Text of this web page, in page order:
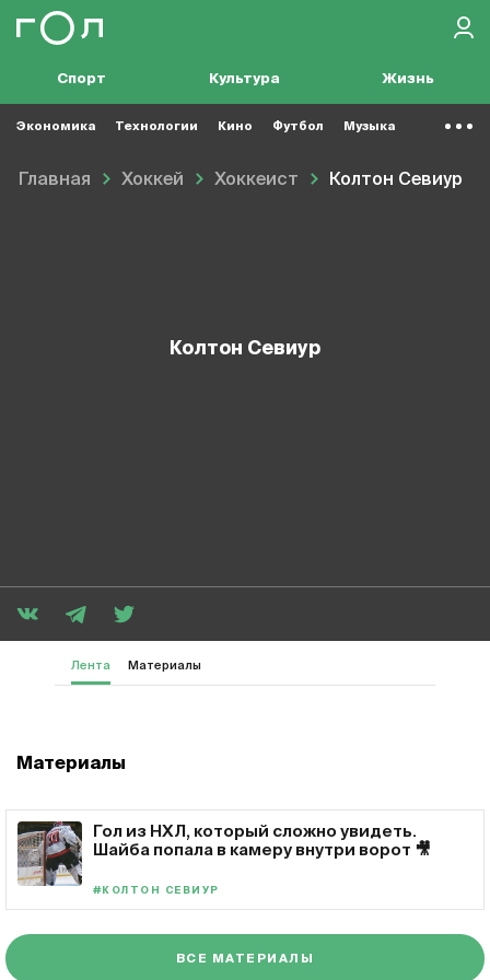
Спорт Культура Жизнь
Экономика Технологии Кино Футбол Музыка
Главная Хоккей Хоккеист Колтон Севиур
Колтон Севиур
Лента Материалы
Материалы
Гол из НХЛ, который сложно увидеть.
Шайба попала в камеру внутри ворот 🎥
#КОЛТОН СЕВИУР
ВСЕ МАТЕРИАЛЫ